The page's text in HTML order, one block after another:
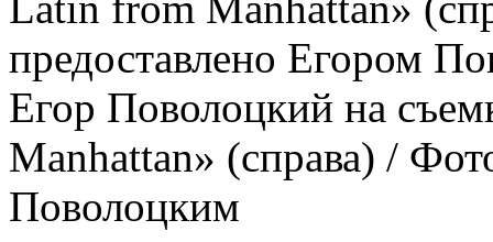
Егор Поволоцкий на
Manhattan» (справа) /
Поволоцким